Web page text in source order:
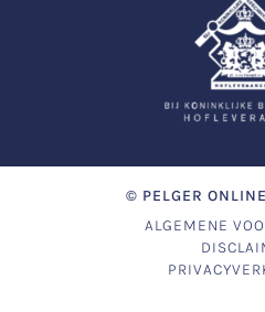
© PELGER
ALGEMENE